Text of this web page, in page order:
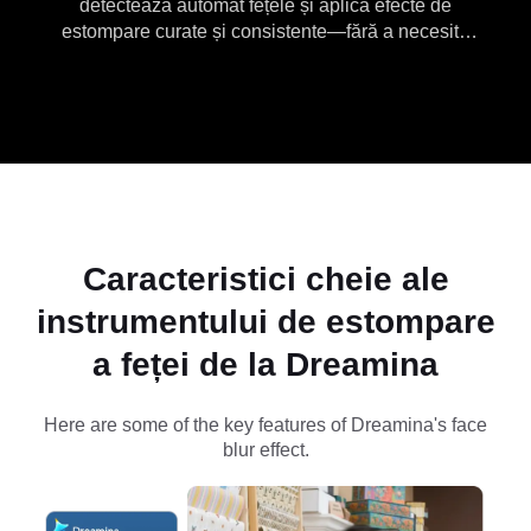
detectează automat fețele și aplică efecte de
estompare curate și consistente—fără a necesita
Caracteristici cheie ale
instrumentului de estompare
a feței de la Dreamina
Here are some of the key features of Dreamina's face
blur effect.